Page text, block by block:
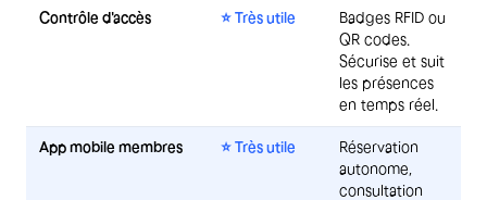
Contrôle d'accès ⭐ Très utile
Badges RFID ou
QR codes.
Sécurise et suit
les présences
en temps réel.
App mobile membres ⭐ Très utile
Réservation
autonome,
consultation